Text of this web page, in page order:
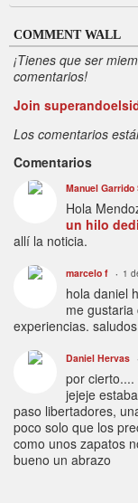
COMMENT WALL
¡Tienes que ser
comentarios!
Join
Los comentarios
Comentarios
Manuel Garrido
Hola
un hilo
allí la noticia.
marcelo f 1
hola daniel
me
experiencias. saludos
Daniel Hervas
por
jejeje
paso libertadores,
poco solo que los
como unos zapatos
bueno un abrazo